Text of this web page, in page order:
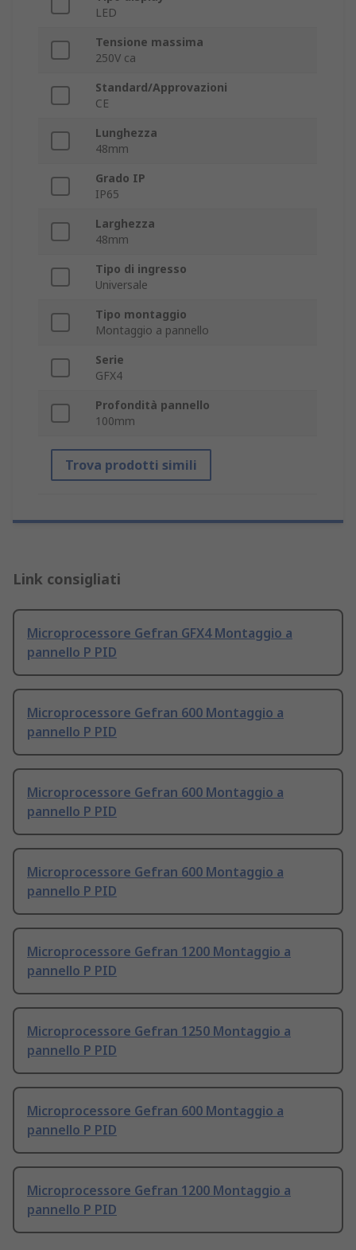
LED
Tensione massima
250V ca
Standard/Approvazioni
CE
Lunghezza
48mm
Grado IP
IP65
Larghezza
48mm
Tipo di ingresso
Universale
Tipo montaggio
Montaggio a pannello
Serie
GFX4
Profondità pannello
100mm
Trova prodotti simili
Link consigliati
Microprocessore Gefran GFX4 Montaggio a
pannello P PID
Microprocessore Gefran 600 Montaggio a
pannello P PID
Microprocessore Gefran 600 Montaggio a
pannello P PID
Microprocessore Gefran 600 Montaggio a
pannello P PID
Microprocessore Gefran 1200 Montaggio a
pannello P PID
Microprocessore Gefran 1250 Montaggio a
pannello P PID
Microprocessore Gefran 600 Montaggio a
pannello P PID
Microprocessore Gefran 1200 Montaggio a
pannello P PID